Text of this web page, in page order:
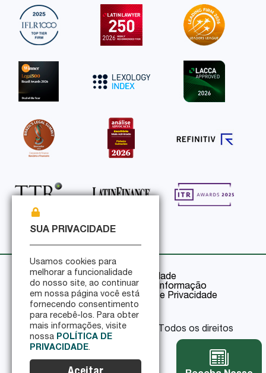
Política de Privacidade
Política de Segurança da Informação
Certificações de Segurança e Privacidade
© 2026 Pinheiro Guimarães - Todos os direitos
reservados
SUA PRIVACIDADE
Usamos cookies para
melhorar a funcionalidade
do nosso site, ao continuar
em nossa página você está
fornecendo consentimento
para recebê-los. Para obter
mais informações, visite
nossa POLÍTICA DE
PRIVACIDADE.